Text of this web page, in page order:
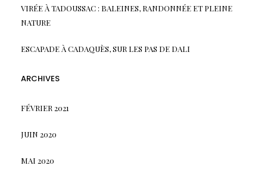
VIRÉE À TADOUSSAC : BALEINES, RANDONNÉE ET PLEINE
NATURE
ESCAPADE À CADAQUÈS, SUR LES PAS DE DALI
ARCHIVES
FÉVRIER 2021
JUIN 2020
MAI 2020